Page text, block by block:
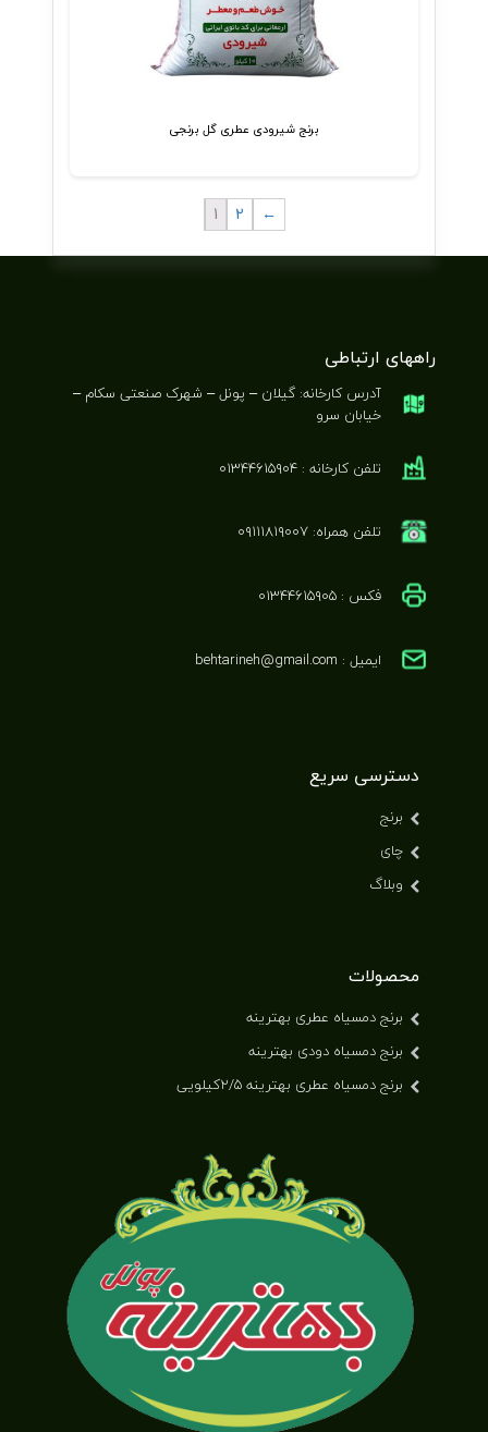
برنج شیرودی عطری گل برنجی
1 2 ←
راههای ارتباطی
آدرس کارخانه: گیلان – پونل – شهرک صنعتی سکام –
خیابان سرو
تلفن کارخانه : ۰۱۳۴۴۶۱۵۹۰۴
تلفن همراه: ۰۹۱۱۱۸۱۹۰۰۷
فکس : ۰۱۳۴۴۶۱۵۹۰۵
ایمیل : behtarineh@gmail.com
دسترسی سریع
برنج
چای
وبلاگ
محصولات
برنج دمسیاه عطری بهترینه
برنج دمسیاه دودی بهترینه
برنج دمسیاه عطری بهترینه ۲/۵کیلویی